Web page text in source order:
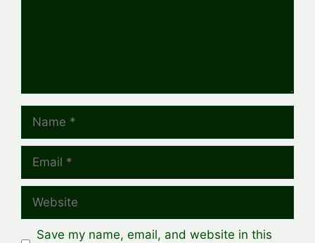
Name
Email
Website
Save my name, email, and website in this